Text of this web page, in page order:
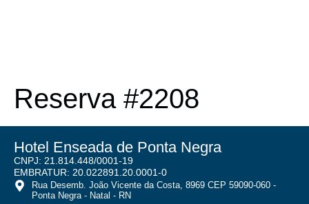
Reserva #2208
Hotel Enseada de Ponta Negra
CNPJ: 21.814.448/0001-19
EMBRATUR: 20.022891.20.0001-0
Rua Desemb. João Vicente da Costa, 8969 CEP 59090-060 -
Ponta Negra - Natal - RN